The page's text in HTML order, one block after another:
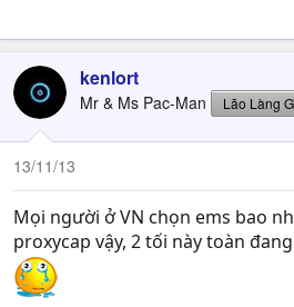
kenlort
Mr & Ms Pac-Man Lão Làng
13/11/13
Mọi người ở VN chọn ems bao
proxycap vậy, 2 tối này toàn